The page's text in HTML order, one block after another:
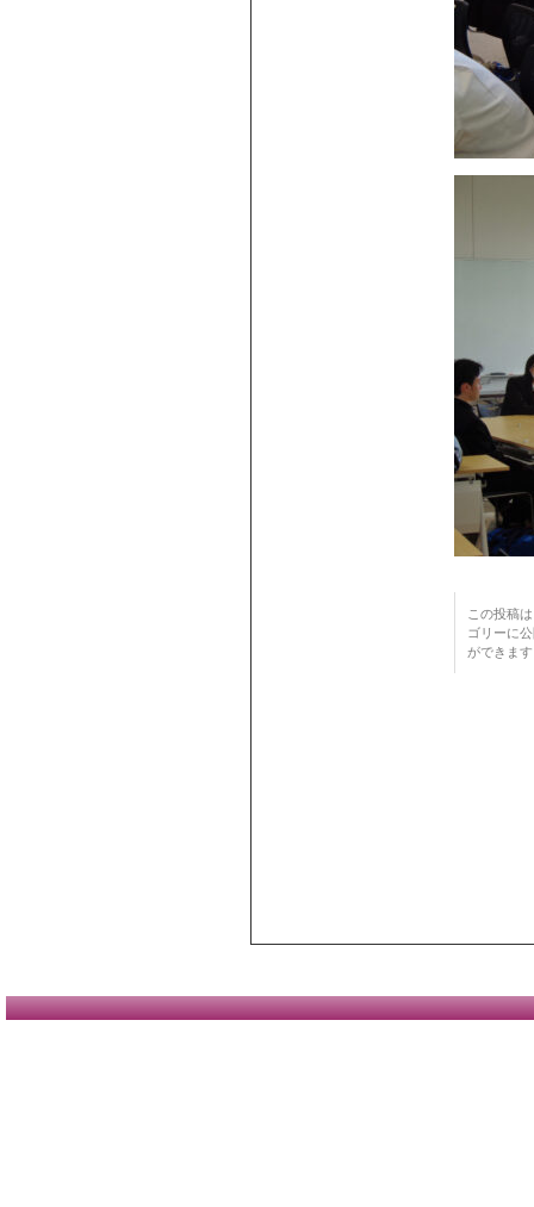
この投稿
ゴリーに
ができま